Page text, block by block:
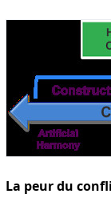
La peur du